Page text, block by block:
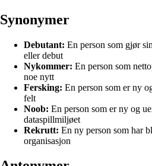
Synonymer
Debutant: En person som gjør
eller debut
Nykommer: En person som
noe nytt
Fersking: En person som er ny
felt
Noob: En person som er ny og
dataspillmiljøet
Rekrutt: En ny person som har
organisasjon